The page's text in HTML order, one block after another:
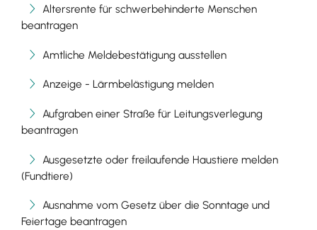
Altersrente für schwerbehinderte Menschen
beantragen
Amtliche Meldebestätigung ausstellen
Anzeige - Lärmbelästigung melden
Aufgraben einer Straße für Leitungsverlegung
beantragen
Ausgesetzte oder freilaufende Haustiere melden
(Fundtiere)
Ausnahme vom Gesetz über die Sonntage und
Feiertage beantragen